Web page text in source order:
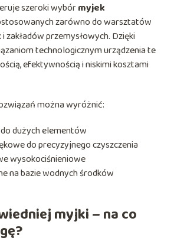
szeroki wybórmyjek
zarówno do warsztatów
zakładów przemysłowych. Dzięki
technologicznym urządzenia te
efektywnością i niskimi kosztami
można wyróżnić:
dużych elementów
do precyzyjnego czyszczenia
wysokociśnieniowe
na bazie wodnych środków
myjki – na co